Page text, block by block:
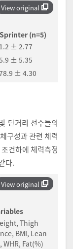
View original
Sprinter (n=5)
± 2.77
± 5.35
± 4.30
단거리 선수들의
구성과 관련 체력
건하에 체력측정
다.
View original
Thigh
BMI, Lean
Fat(%)